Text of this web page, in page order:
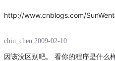
http://www.cnblogs.com/
chin_chen 2009-02-10
因该没区别吧。 看你的程序是什么样